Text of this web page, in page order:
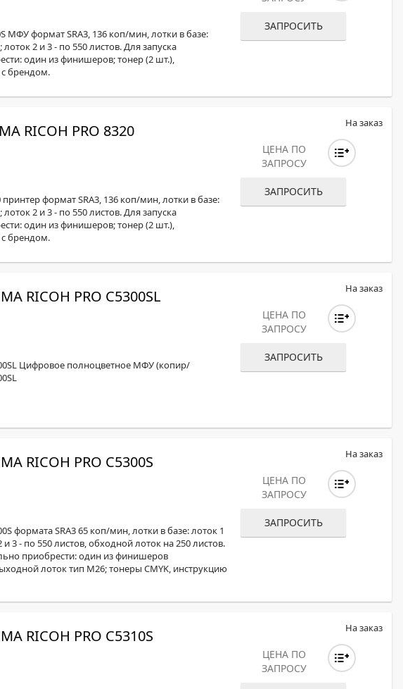
МФУ формат SRA3, 136 коп/мин, лотки в базе:
2 и 3 - по 550 листов. Для запуска
один из финишеров; тонер (2 шт.),
с брендом.
ЗАПРОСИТЬ
PRO 8320
формат SRA3, 136 коп/мин, лотки в базе:
2 и 3 - по 550 листов. Для запуска
один из финишеров; тонер (2 шт.),
с брендом.
На заказ
ЦЕНА ПО
ЗАПРОСУ
ЗАПРОСИТЬ
PRO C5300SL
Цифровое полноцветное МФУ (копир/
На заказ
ЦЕНА ПО
ЗАПРОСУ
ЗАПРОСИТЬ
PRO C5300S
формата SRA3 65 коп/мин, лотки в базе: лоток 1
3 - по 550 листов, обходной лоток на 250 листов.
приобрести: один из финишеров
лоток тип M26; тонеры CMYK, инструкцию
На заказ
ЦЕНА ПО
ЗАПРОСУ
ЗАПРОСИТЬ
PRO C5310S На заказ
ЦЕНА ПО
ЗАПРОСУ